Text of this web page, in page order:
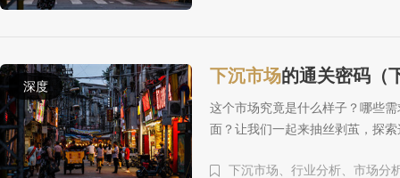
深度 下沉市场的通关密码（
这个市场究竟是什么样子？哪些
面？让我们一起来抽丝剥茧，探
下沉市场、 行业分析、 市场分